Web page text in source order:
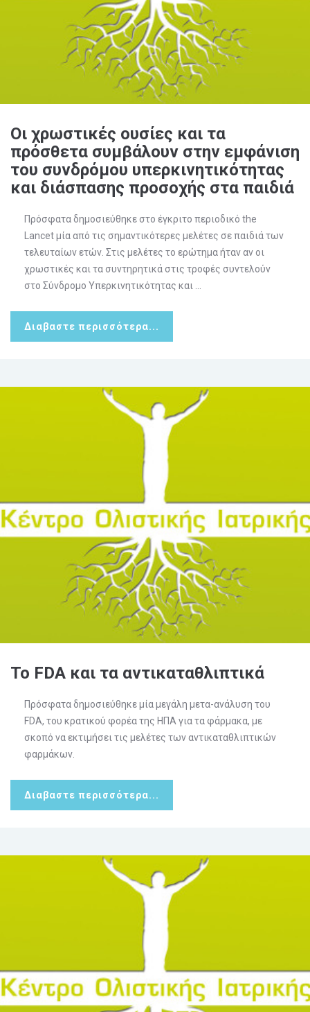
Οι χρωστικές ουσίες και τα
πρόσθετα συμβάλουν στην εμφάνιση
του συνδρόμου υπερκινητικότητας
και διάσπασης προσοχής στα παιδιά
Πρόσφατα δημοσιεύθηκε στο έγκριτο περιοδικό the
Lancet μία από τις σημαντικότερες μελέτες σε παιδιά των
τελευταίων ετών. Στις μελέτες το ερώτημα ήταν αν οι
χρωστικές και τα συντηρητικά στις τροφές συντελούν
στο Σύνδρομο Υπερκινητικότητας και ...
Διαβαστε περισσότερα...
Το FDA και τα αντικαταθλιπτικά
Πρόσφατα δημοσιεύθηκε μία μεγάλη μετα-ανάλυση του
FDA, του κρατικού φορέα της ΗΠΑ για τα φάρμακα, με
σκοπό να εκτιμήσει τις μελέτες των αντικαταθλιπτικών
φαρμάκων.
Διαβαστε περισσότερα...